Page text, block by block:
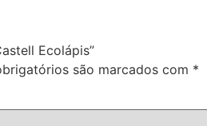
Ecolápis”
são marcados com *